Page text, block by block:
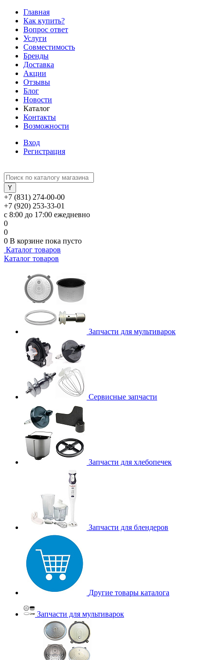
Главная
Как купить?
Вопрос ответ
Услуги
Совместимость
Бренды
Доставка
Акции
Отзывы
Блог
Новости
Каталог
Контакты
Возможности
Вход
Регистрация
+7 (831) 274-00-00
+7 (920) 253-33-01
с 8:00 до 17:00 ежедневно
0
0
0 В корзине пока пусто
Каталог товаров
Каталог товаров
Запчасти для мультиварок
Сервисные запчасти
Запчасти для хлебопечек
Запчасти для блендеров
Другие товары каталога
Запчасти для мультиварок